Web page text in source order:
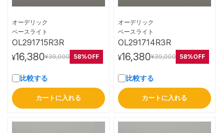
オーデリック
ベースライト
OL291715R3R
¥16,380¥39,000 58%OFF
比較する
カートに入れる
オーデリック
ベースライト
OL291714R3R
¥16,380¥39,000 58%OFF
比較する
カートに入れる